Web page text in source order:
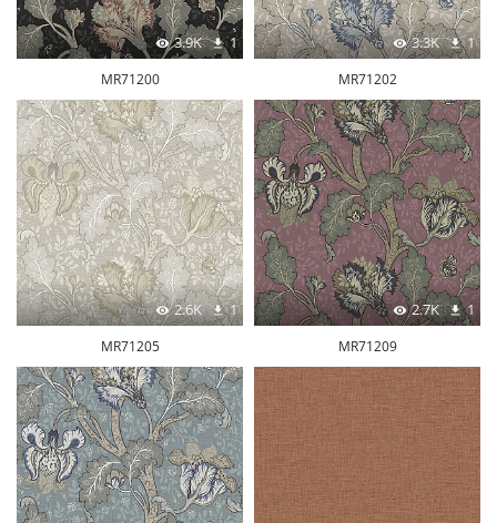
3.9K 1
MR71200
3.3K 1
MR71202
2.6K 1
MR71205
2.7K 1
MR71209